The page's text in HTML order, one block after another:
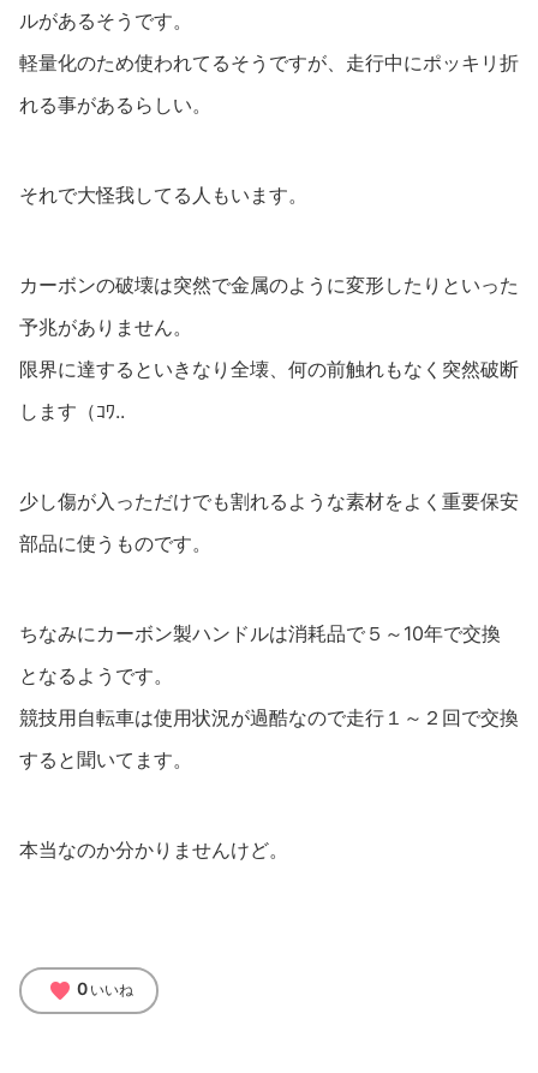
ルがあるそうです。
軽量化のため使われてるそうですが、走行中にポッキリ折
れる事があるらしい。
それで大怪我してる人もいます。
カーボンの破壊は突然で金属のように変形したりといった
予兆がありません。
限界に達するといきなり全壊、何の前触れもなく突然破断
します（ｺﾜ..
少し傷が入っただけでも割れるような素材をよく重要保安
部品に使うものです。
ちなみにカーボン製ハンドルは消耗品で５～10年で交換
となるようです。
競技用自転車は使用状況が過酷なので走行１～２回で交換
すると聞いてます。
本当なのか分かりませんけど。
favorite 0 いいね